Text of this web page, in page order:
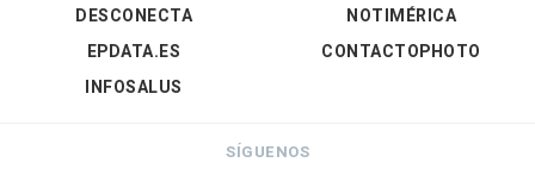
DESCONECTA
EPDATA.ES
INFOSALUS
NOTIMÉRICA
CONTACTOPHOTO
SÍGUENOS